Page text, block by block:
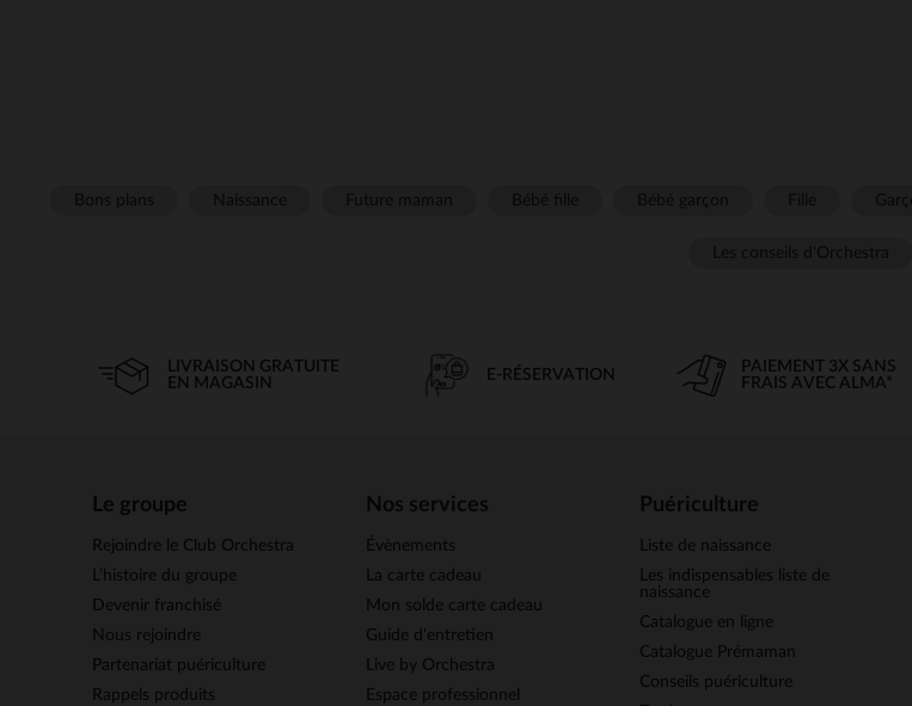
LIVRAISON GRATUITE
EN MAGASIN
E-RÉSERVATION
PAIEMENT 3X SANS
FRAIS AVEC ALMA*
Le groupe
Rejoindre le Club Orchestra
L’histoire du groupe
Devenir franchisé
Nous rejoindre
Partenariat puériculture
Rappels produits
Nos services
Évènements
La carte cadeau
Mon solde carte cadeau
Guide d'entretien
Live by Orchestra
Espace professionnel
Puériculture
Liste de naissance
Les indispensables liste de
naissance
Catalogue en ligne
Catalogue Prémaman
Conseils puériculture